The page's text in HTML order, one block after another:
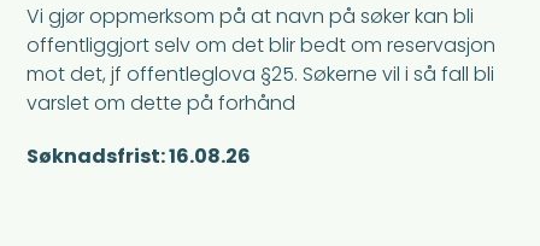
Vi gjør oppmerksom på at navn på søker kan bli
offentliggjort selv om det blir bedt om reservasjon
mot det, jf offentleglova §25. Søkerne vil i så fall bli
varslet om dette på forhånd
Søknadsfrist: 16.08.26